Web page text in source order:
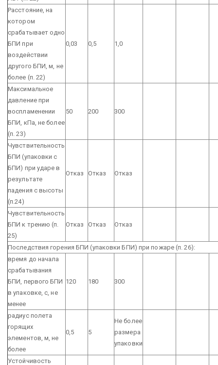
Расстояние, на
котором
срабатывает одно
БПИ при
воздействии
другого БПИ, м, не
более (п. 22)
0,03 0,5 1,0
Максимальное
давление при
воспламенении
БПИ, кПа, не более
(п. 23)
50 200 300
Чувствительность
БПИ (упаковки с
БПИ) при ударе в
результате
падения с высоты
(п.24)
Отказ Отказ Отказ
Чувствительность
БПИ к трению (п.
25)
Отказ Отказ Отказ
Последствия горения БПИ (упаковки БПИ) при пожаре (п. 26):
время до начала
срабатывания
БПИ, первого БПИ
в упаковке, с, не
менее
120 180 300
радиус полета
горящих
элементов, м, не
более
0,5 5
Не более
размера
упаковки
Устойчивость